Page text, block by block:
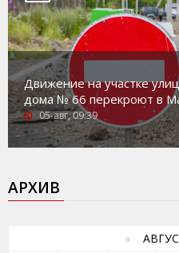
Движение на участке
дома № 66 перекроют в
05-авг, 09:39
АРХИВ
«